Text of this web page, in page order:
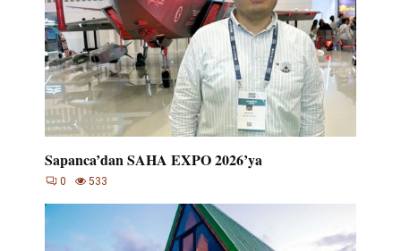
Sapanca’dan SAHA EXPO 2026’ya
0 533